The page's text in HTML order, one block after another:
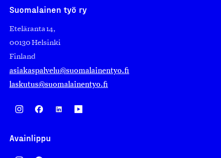
Suomalainen työ ry
Eteläranta 14,
00130 Helsinki
Finland
asiakaspalvelu@suomalainentyo.fi
laskutus@suomalainentyo.fi
Avainlippu